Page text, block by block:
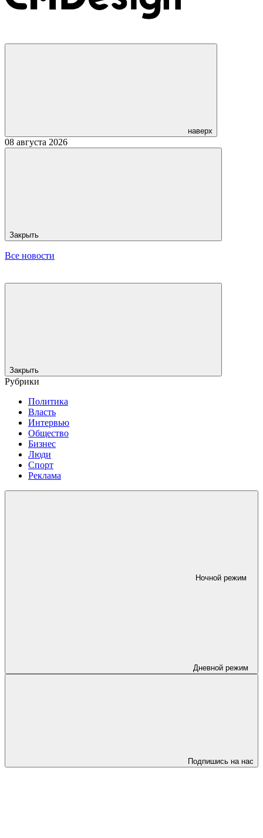
наверх
08 августа 2026
Закрыть
Все новости
Закрыть
Рубрики
Политика
Власть
Интервью
Общество
Бизнес
Люди
Спорт
Реклама
Ночной режим
Дневной режим
Подпишись на нас